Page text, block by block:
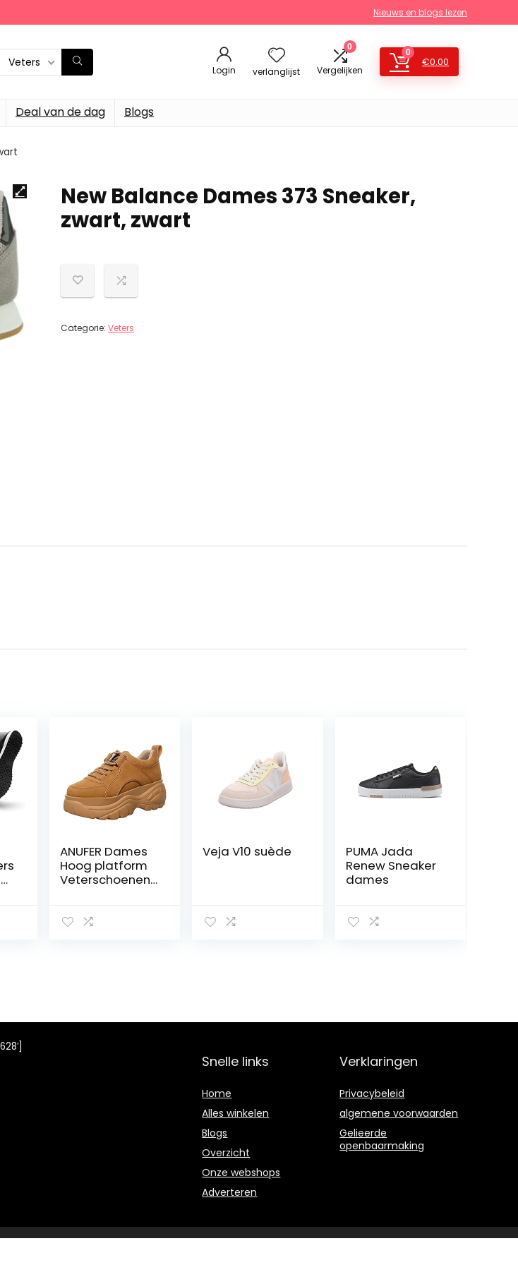
Nieuws en blogs lezen
Veters
Login verlanglijst
0
Vergelijken
0
€0.00
Deal van de dag Blogs
New Balance Dames 373 Sneaker,
zwart, zwart
Categorie: Veters
ANUFER Dames
Hoog platform
Veterschoenen
Sportschoenen
Veja V10 suède
PUMA Jada
Renew Sneaker
dames
Snelle links
Home
Alles winkelen
Blogs
Overzicht
Onze webshops
Adverteren
Verklaringen
Privacybeleid
algemene voorwaarden
Gelieerde
openbaarmaking